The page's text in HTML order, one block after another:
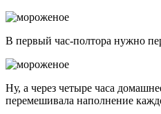
В первый час-полтора нужно
Ну, а через четыре часа
перемешивала наполнение